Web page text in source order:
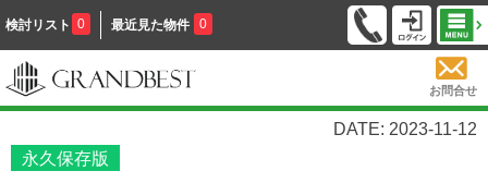
検討リスト 0 最近見た物件 0
お問合せ
DATE: 2023-11-12
永久保存版